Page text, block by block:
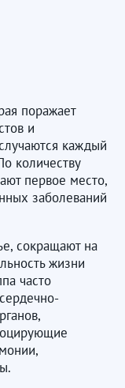
поражает
и
каждый
количеству
первое место,
заболеваний
сокращают на
жизни
часто